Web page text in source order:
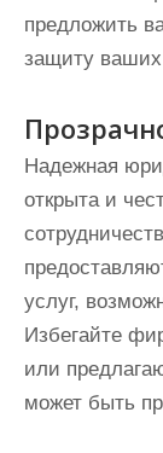
предложить
защиту ваших
Надежная
открыта и
услуг,
Избегайте
или
может быть